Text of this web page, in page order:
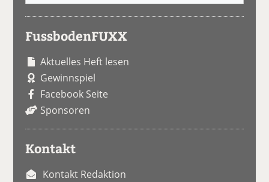
FussbodenFUXX
Aktuelles Heft lesen
Gewinnspiel
Facebook Seite
Sponsoren
Kontakt
Kontakt Redaktion